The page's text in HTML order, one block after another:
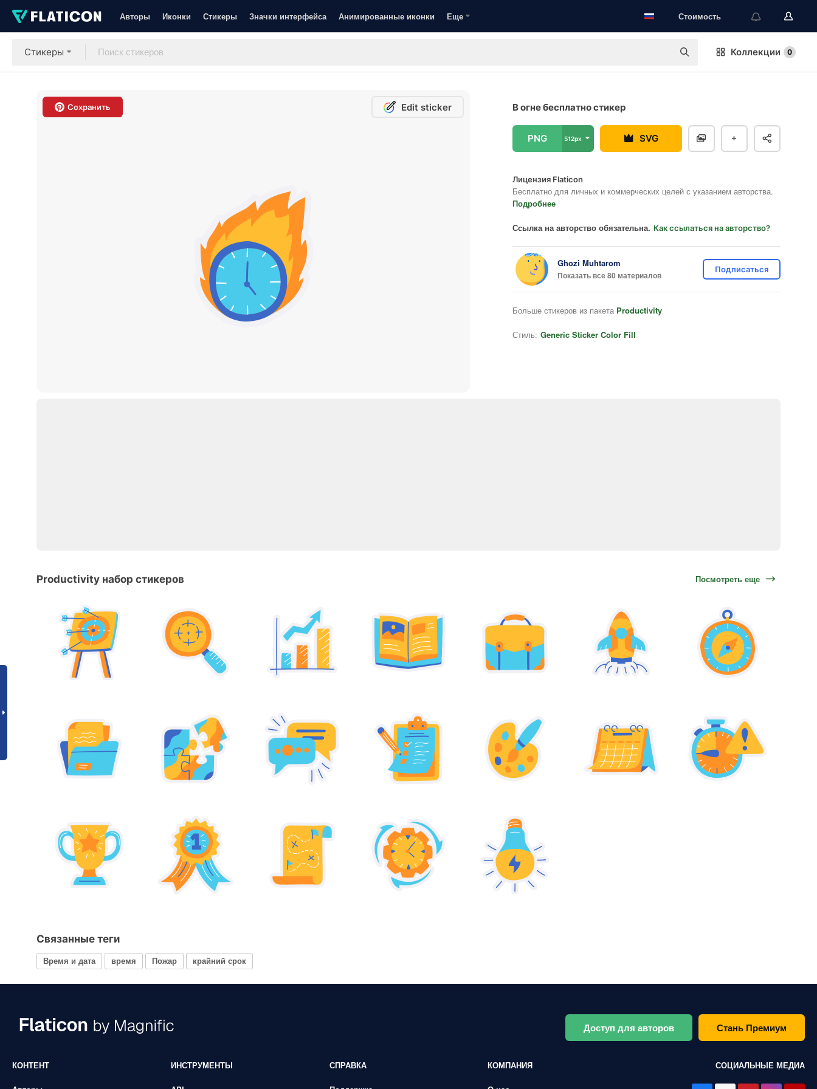
Авторы Иконки Стикеры Значки интерфейса Анимированные иконки Еще Стоимость
Стикеры Коллекции 0
Сохранить Edit sticker В огне бесплатно стикер
PNG 512px SVG
Лицензия Flaticon
Бесплатно для личных и коммерческих целей с указанием авторства.
Подробнее
Ссылка на авторство обязательна. Как ссылаться на авторство?
Ghozi Muhtarom
Показать все 80 материалов
Подписаться
Больше стикеров из пакета Productivity
Стиль: Generic Sticker Color Fill
Productivity набор стикеров Посмотреть еще
Связанные теги
Время и дата время Пожар крайний срок
Доступ для авторов Стань Премиум
КОНТЕНТ ИНСТРУМЕНТЫ СПРАВКА КОМПАНИЯ СОЦИАЛЬНЫЕ МЕДИА